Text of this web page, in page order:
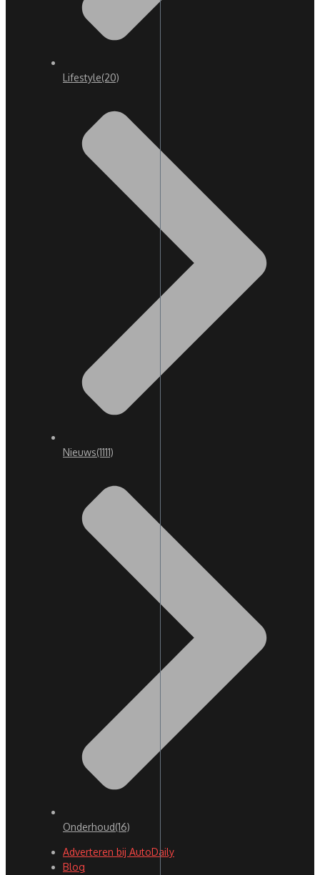
Lifestyle(20)
Nieuws(1111)
Onderhoud(16)
Adverteren bij AutoDaily
Blog